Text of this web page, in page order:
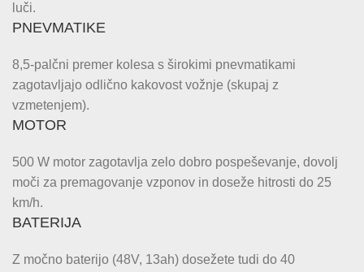
luči.
PNEVMATIKE
8,5-palčni premer kolesa s širokimi pnevmatikami
zagotavljajo odlično kakovost vožnje (skupaj z
vzmetenjem).
MOTOR
500 W motor zagotavlja zelo dobro pospeševanje, dovolj
moči za premagovanje vzponov in doseže hitrosti do 25
km/h.
BATERIJA
Z močno baterijo (48V, 13ah) dosežete tudi do 40